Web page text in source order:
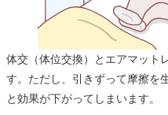
体交（体位交換）とエアマット
す。ただし、引きずって摩擦を
と効果が下がってしまいます。